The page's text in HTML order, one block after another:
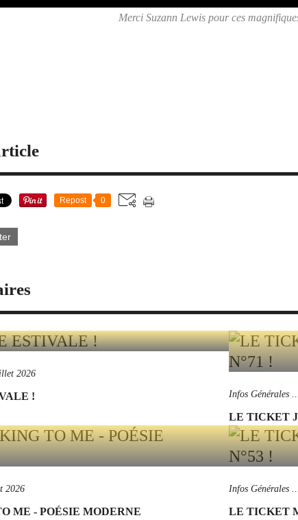
Merci Suzann Lewis pour ces
Repost 0
2026
! Infos Générales ...
LE TICKET
2026
ME - POÉSIE MODERNE
Infos Générales ...
LE TICKET